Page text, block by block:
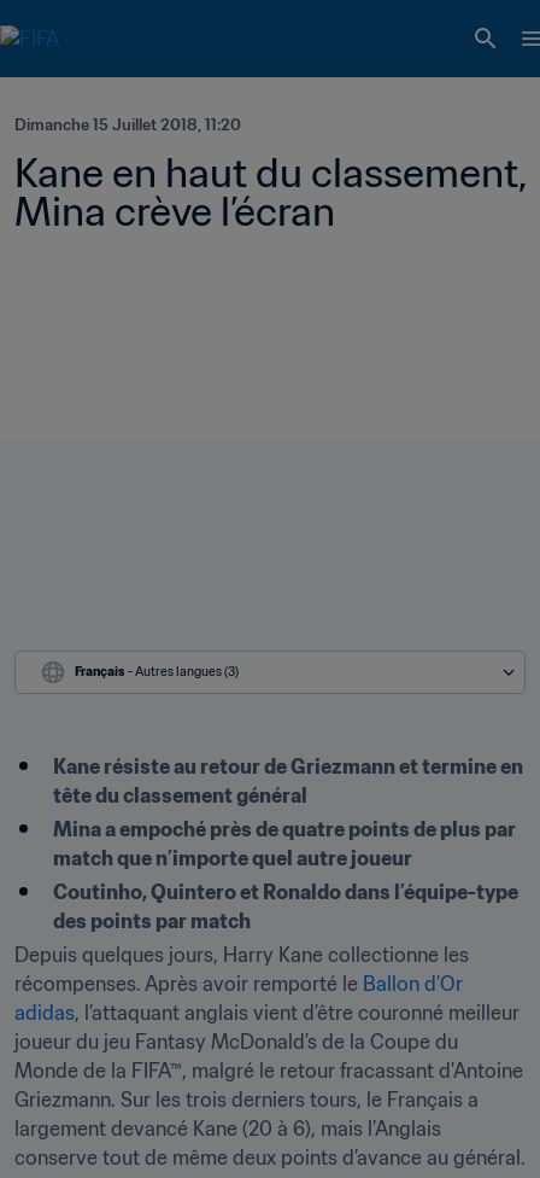
Dimanche 15 Juillet 2018, 11:20
Kane en haut du classement,
Mina crève l’écran
Français - Autres langues (3)
Kane résiste au retour de Griezmann et termine en
tête du classement général
Mina a empoché près de quatre points de plus par
match que n’importe quel autre joueur
Coutinho, Quintero et Ronaldo dans l’équipe-type
des points par match
Depuis quelques jours, Harry Kane collectionne les
récompenses. Après avoir remporté le Ballon d’Or
adidas, l’attaquant anglais vient d’être couronné meilleur
joueur du jeu Fantasy McDonald’s de la Coupe du
Monde de la FIFA™, malgré le retour fracassant d'Antoine
Griezmann. Sur les trois derniers tours, le Français a
largement devancé Kane (20 à 6), mais l’Anglais
conserve tout de même deux points d’avance au général.